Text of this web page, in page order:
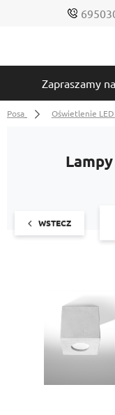
Zapraszamy
Posa Oświetlenie
WSTECZ